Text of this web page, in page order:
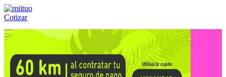
Cotizar
Llámanos al:(55) 84-21-05-00 ó